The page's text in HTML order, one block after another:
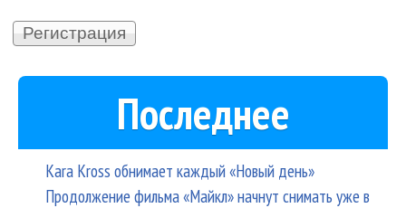
Последнее
Kara Kross обнимает каждый «Новый день»
Продолжение фильма «Майкл» начнут снимать уже в